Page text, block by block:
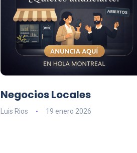
Negocios Locales
Luis Rios 19 enero 2026